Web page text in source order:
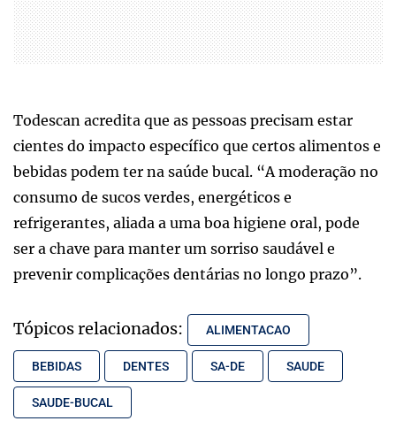
Todescan acredita que as pessoas precisam estar
cientes do impacto específico que certos alimentos e
bebidas podem ter na saúde bucal. “A moderação no
consumo de sucos verdes, energéticos e
refrigerantes, aliada a uma boa higiene oral, pode
ser a chave para manter um sorriso saudável e
prevenir complicações dentárias no longo prazo”.
Tópicos relacionados: ALIMENTACAO
BEBIDAS DENTES SA-DE SAUDE
SAUDE-BUCAL